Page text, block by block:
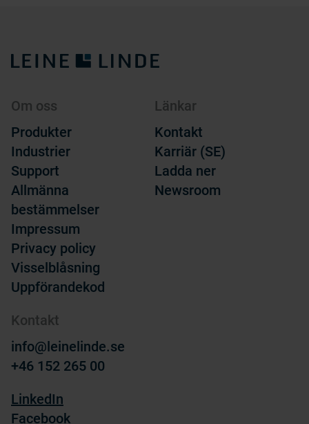
Om oss
Produkter
Industrier
Support
Allmänna
bestämmelser
Impressum
Privacy policy
Visselblåsning
Uppförandekod
Länkar
Kontakt
Karriär (SE)
Ladda ner
Newsroom
Kontakt
info@leinelinde.se
+46 152 265 00
LinkedIn
Facebook